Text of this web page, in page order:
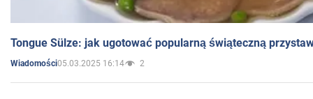
Tongue Sülze: jak ugotować popularną świąteczną
Wiadomości05.03.2025 16:14 2